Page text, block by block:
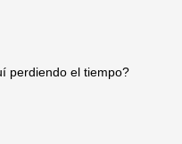
perdiendo el tiempo?